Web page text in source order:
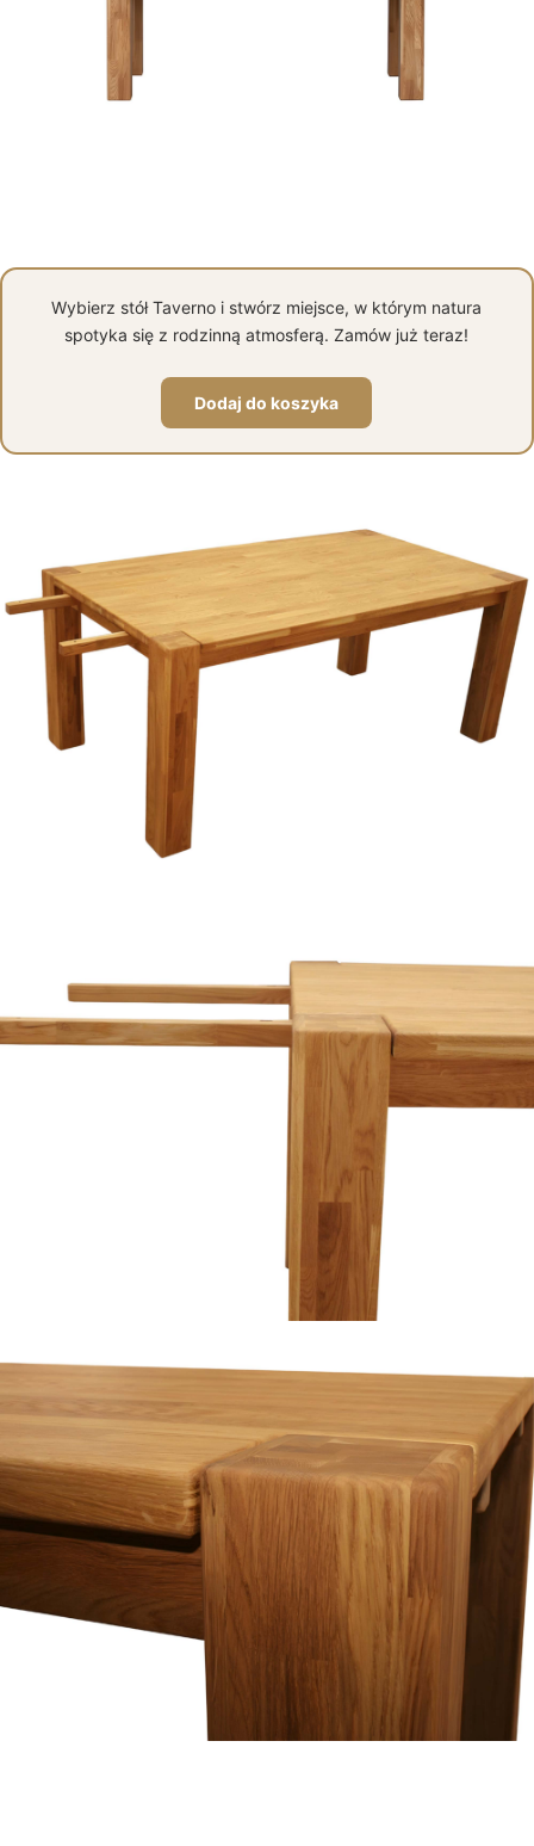
Wybierz stół Taverno i stwórz miejsce, w którym natura
spotyka się z rodzinną atmosferą. Zamów już teraz!
Dodaj do koszyka